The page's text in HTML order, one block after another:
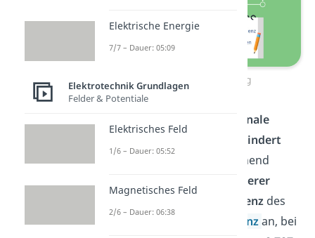
Tiefpass 1. Ordnung
Tiefpassfilter lässt Signale
niedriger Frequenz ungehindert
durch
und wirkt entsprechend
höherer
Frequenz
Grenzfrequenzdes
Tiefpasses gibt die
Frequenzan, bei
Elektrische Energie
7/7 – Dauer: 05:09
Elektrotechnik Grundlagen
Felder & Potentiale
Elektrisches Feld
1/6 – Dauer: 05:52
Magnetisches Feld
2/6 – Dauer: 06:38